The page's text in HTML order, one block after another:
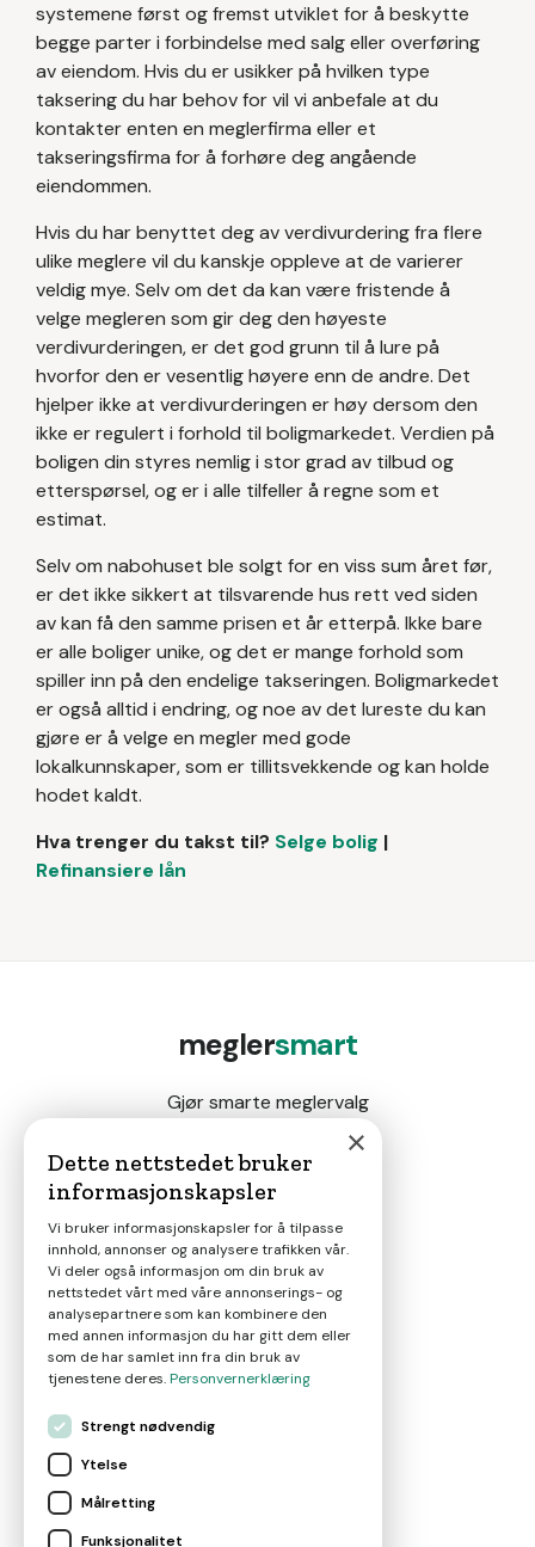
systemene først og fremst utviklet for å beskytte
begge parter i forbindelse med salg eller overføring
av eiendom. Hvis du er usikker på hvilken type
taksering du har behov for vil vi anbefale at du
kontakter enten en meglerfirma eller et
takseringsfirma for å forhøre deg angående
eiendommen.
Hvis du har benyttet deg av verdivurdering fra flere
ulike meglere vil du kanskje oppleve at de varierer
veldig mye. Selv om det da kan være fristende å
velge megleren som gir deg den høyeste
verdivurderingen, er det god grunn til å lure på
hvorfor den er vesentlig høyere enn de andre. Det
hjelper ikke at verdivurderingen er høy dersom den
ikke er regulert i forhold til boligmarkedet. Verdien på
boligen din styres nemlig i stor grad av tilbud og
etterspørsel, og er i alle tilfeller å regne som et
estimat.
Selv om nabohuset ble solgt for en viss sum året før,
er det ikke sikkert at tilsvarende hus rett ved siden
av kan få den samme prisen et år etterpå. Ikke bare
er alle boliger unike, og det er mange forhold som
spiller inn på den endelige takseringen. Boligmarkedet
er også alltid i endring, og noe av det lureste du kan
gjøre er å velge en megler med gode
lokalkunnskaper, som er tillitsvekkende og kan holde
hodet kaldt.
Hva trenger du takst til? Selge bolig |
Refinansiere lån
meglersmart
Gjør smarte meglervalg
Magasin
Nyheter
Om oss
×
Dette nettstedet bruker
informasjonskapsler
Vi bruker informasjonskapsler for å tilpasse
innhold, annonser og analysere trafikken vår.
Vi deler også informasjon om din bruk av
nettstedet vårt med våre annonserings- og
analysepartnere som kan kombinere den
med annen informasjon du har gitt dem eller
som de har samlet inn fra din bruk av
tjenestene deres.Personvernerklæring
Strengt nødvendig
Ytelse
Målretting
Funksjonalitet